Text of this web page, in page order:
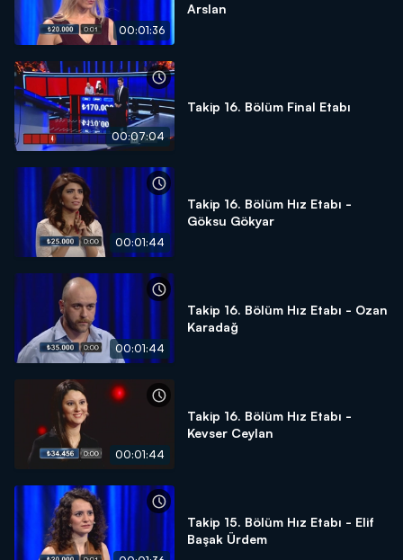
00:01:36
Arslan
00:07:04
Takip 16. Bölüm Final Etabı
00:01:44
Takip 16. Bölüm Hız Etabı -
Göksu Gökyar
00:01:44
Takip 16. Bölüm Hız Etabı - Ozan
Karadağ
00:01:44
Takip 16. Bölüm Hız Etabı -
Kevser Ceylan
Takip 15. Bölüm Hız Etabı - Elif
Başak Ürdem